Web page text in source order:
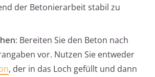
der Betonierarbeit stabil zu
Bereiten Sie den Beton nach
vor. Nutzen Sie entweder
, der in das Loch gefüllt und dann